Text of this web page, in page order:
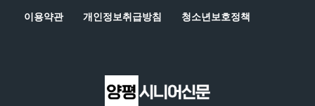
이용약관 개인정보취급방침 청소년보호정책